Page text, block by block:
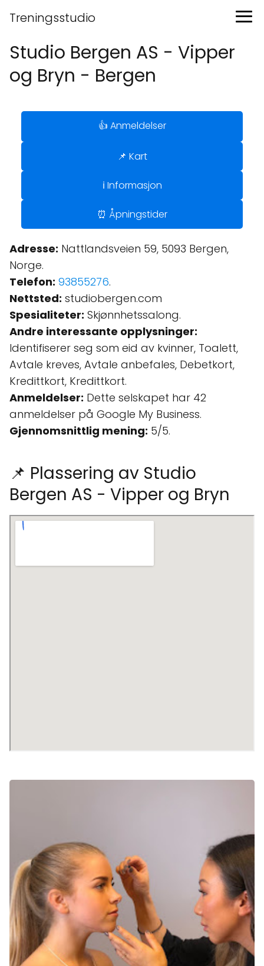
Treningsstudio
Studio Bergen AS - Vipper
og Bryn - Bergen
👍 Anmeldelser
📌 Kart
ℹ️ Informasjon
⏰ Åpningstider
Adresse: Nattlandsveien 59, 5093 Bergen,
Norge.
Telefon: 93855276.
Nettsted: studiobergen.com
Spesialiteter: Skjønnhetssalong.
Andre interessante opplysninger:
Identifiserer seg som eid av kvinner, Toalett,
Avtale kreves, Avtale anbefales, Debetkort,
Kredittkort, Kredittkort.
Anmeldelser: Dette selskapet har 42
anmeldelser på Google My Business.
Gjennomsnittlig mening: 5/5.
📌 Plassering av Studio
Bergen AS - Vipper og Bryn